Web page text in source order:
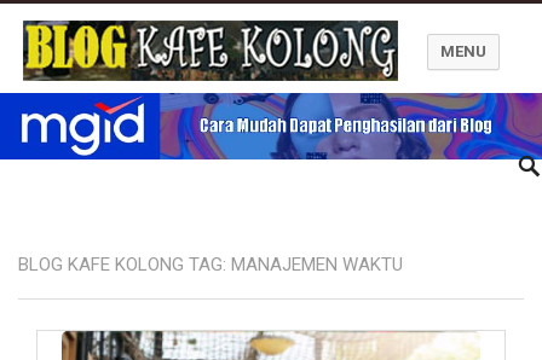
Blog Kafe Kolong
MENU
BLOG KAFE KOLONG TAG: MANAJEMEN WAKTU